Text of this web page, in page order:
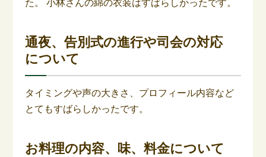
た。 小林さんの綿の衣装はすばらしかったです。
通夜、告別式の進行や司会の対応
について
タイミングや声の大きさ、プロフィール内容など
とてもすばらしかったです。
お料理の内容、味、料金について